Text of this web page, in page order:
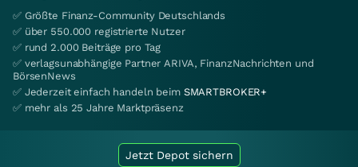
✅ Größte Finanz-Community Deutschlands
✅ über 550.000 registrierte Nutzer
✅ rund 2.000 Beiträge pro Tag
✅ verlagsunabhängige Partner ARIVA, FinanzNachrichten und
BörsenNews
✅ Jederzeit einfach handeln beim SMARTBROKER+
✅ mehr als 25 Jahre Marktpräsenz
Jetzt Depot sichern